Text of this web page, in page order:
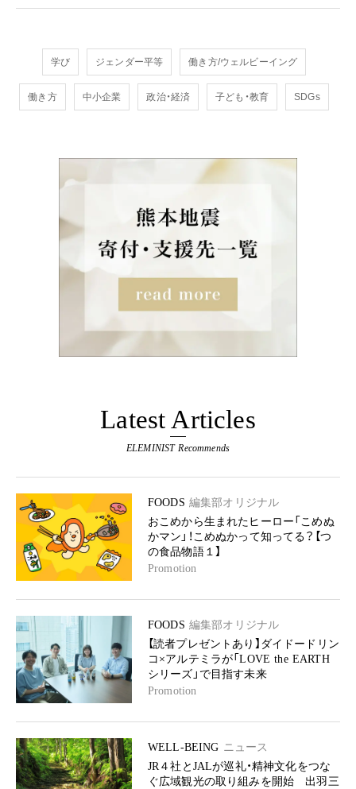
学び ジェンダー平等 働き方/ウェルビーイング
働き方 中小企業 政治・経済 子ども・教育 SDGs
Latest Articles
ELEMINIST Recommends
FOODS 編集部オリジナル
おこめから生まれたヒーロー「こめぬ
かマン」！こめぬかって知ってる？【つ
の食品物語１】
Promotion
FOODS 編集部オリジナル
【読者プレゼントあり】ダイドードリン
コ×アルテミラが「LOVE the EARTH
シリーズ」で目指す未来
Promotion
WELL-BEING ニュース
JR４社とJALが巡礼・精神文化をつな
ぐ広域観光の取り組みを開始 出羽三